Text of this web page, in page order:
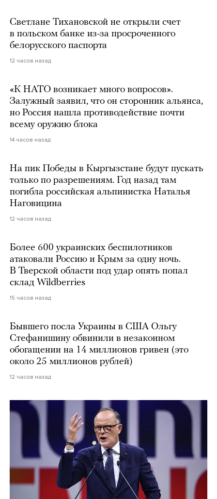
Светлане Тихановской не открыли счет
в польском банке из-за просроченного
белорусского паспорта
12 часов назад
«К НАТО возникает много вопросов».
Залужный заявил, что он сторонник альянса,
но Россия нашла противодействие почти
всему оружию блока
14 часов назад
На пик Победы в Кыргызстане будут пускать
только по разрешениям. Год назад там
погибла российская альпинистка Наталья
Наговицина
12 часов назад
Более 600 украинских беспилотников
атаковали Россию и Крым за одну ночь.
В Тверской области под удар опять попал
склад Wildberries
15 часов назад
Бывшего посла Украины в США Ольгу
Стефанишину обвинили в незаконном
обогащении на 14 миллионов гривен (это
около 25 миллионов рублей)
12 часов назад